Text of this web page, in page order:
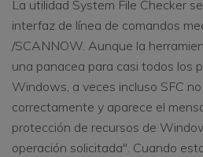
La utilidad System File Checker
interfaz de línea de comandos
/SCANNOW. Aunque la
una panacea para casi todos los
Windows, a veces incluso SFC
correctamente y aparece el
protección de recursos de
operación solicitada". Cuando